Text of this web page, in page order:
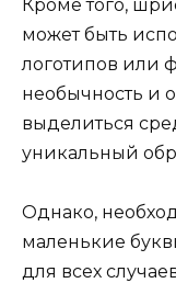
Кроме того,
может быть
логотипов или
необычность и
выделиться
уникальный
Однако,
маленькие
для всех